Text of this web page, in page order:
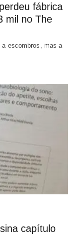
fábrica
mil no The
a escombros, mas a
capítulo